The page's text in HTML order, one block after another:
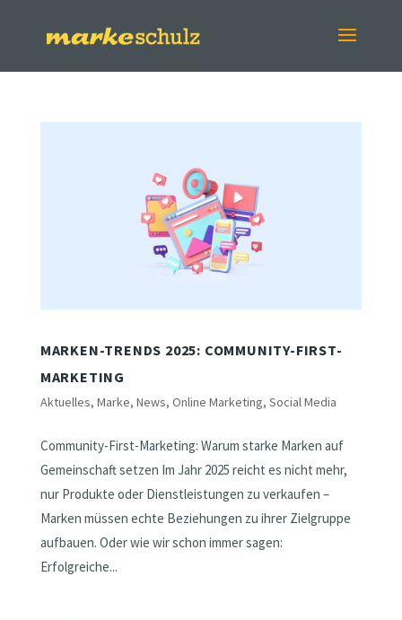
MARKEN-TRENDS 2025: COMMUNITY-FIRST-
MARKETING
Aktuelles, Marke, News, Online Marketing, Social Media
Community-First-Marketing: Warum starke Marken auf
Gemeinschaft setzen Im Jahr 2025 reicht es nicht mehr,
nur Produkte oder Dienstleistungen zu verkaufen –
Marken müssen echte Beziehungen zu ihrer Zielgruppe
aufbauen. Oder wie wir schon immer sagen:
Erfolgreiche...